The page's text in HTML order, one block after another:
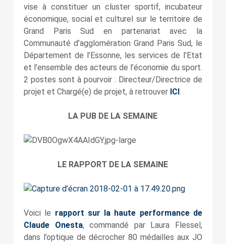
vise à constituer un cluster sportif, incubateur
économique, social et culturel sur le territoire de
Grand Paris Sud en partenariat avec la
Communauté d’agglomération Grand Paris Sud, le
Département de l’Essonne, les services de l’Etat
et l’ensemble des acteurs de l’économie du sport.
2 postes sont à pourvoir : Directeur/Directrice de
projet et Chargé(e) de projet, à retrouver ICI.
LA PUB DE LA SEMAINE
LE RAPPORT DE LA SEMAINE
Voici le rapport sur la haute performance de
Claude Onesta, commandé par Laura Flessel,
dans l’optique de décrocher 80 médailles aux JO